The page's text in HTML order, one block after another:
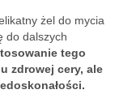
żel do mycia
do dalszych
tego
zdrowej cery, ale